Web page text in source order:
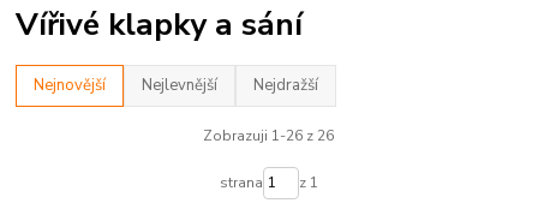
Vířivé klapky a sání
Nejnovější Nejlevnější Nejdražší
Zobrazuji 1-26 z 26
strana z 1